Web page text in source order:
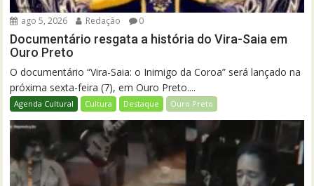
ago 5, 2026 Redação 0
Documentário resgata a história do Vira-Saia em
Ouro Preto
O documentário “Vira-Saia: o Inimigo da Coroa” será lançado na
próxima sexta-feira (7), em Ouro Preto....
Agenda Cultural Cultura Destaque Ouro Preto